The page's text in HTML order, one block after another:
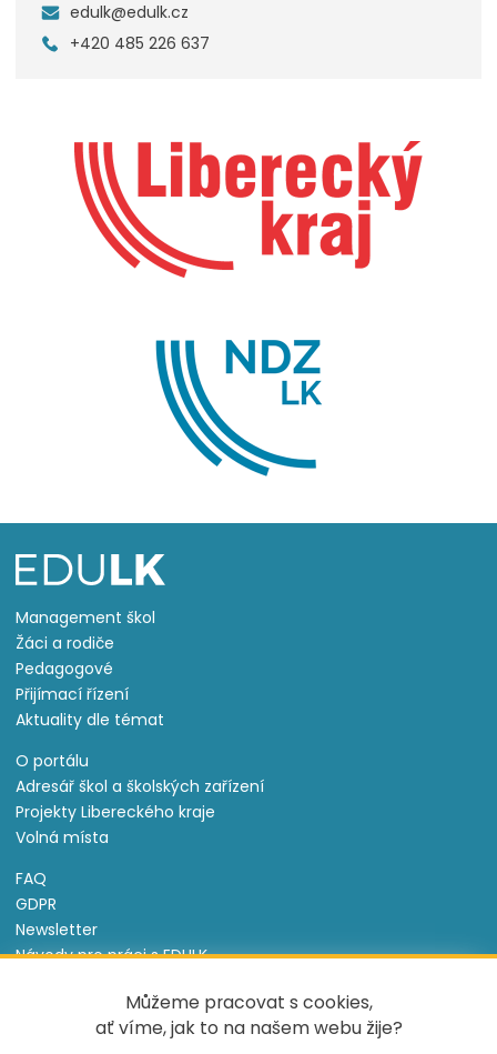
Můžeme pracovat s cookies,
ať víme, jak to na našem webu žije?
edulk@edulk.cz
+420 485 226 637
Management škol
Žáci a rodiče
Pedagogové
Přijímací řízení
Aktuality dle témat
O portálu
Adresář škol a školských zařízení
Projekty Libereckého kraje
Volná místa
FAQ
GDPR
Newsletter
Návody pro práci s EDULK
Nastavení cookies
Informace o souborech cookie